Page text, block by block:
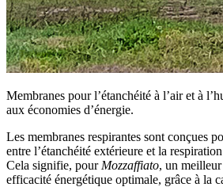
Membranes pour l’étanchéité à l’air et à
aux économies d’énergie.
Les membranes respirantes sont conçues
entre l’étanchéité extérieure et la
Cela signifie, pour Mozzaffiato, un
efficacité énergétique optimale, grâce à la